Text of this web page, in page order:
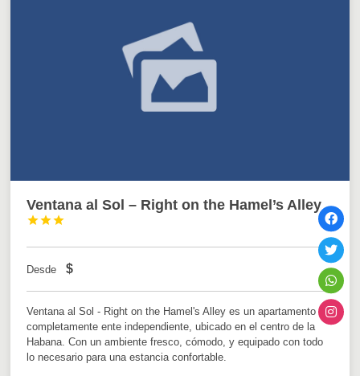
Ventana al Sol – Right on the Hamel’s Alley



Desde $
Ventana al Sol - Right on the Hamel's Alley es un apartamento
completamente ente independiente, ubicado en el centro de la
Habana. Con un ambiente fresco, cómodo, y equipado con todo
lo necesario para una estancia confortable.